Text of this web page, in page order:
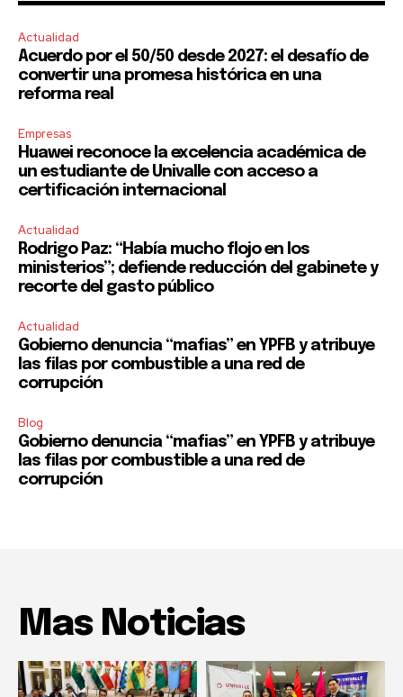
Actualidad
Acuerdo por el 50/50 desde 2027: el desafío de
convertir una promesa histórica en una
reforma real
Empresas
Huawei reconoce la excelencia académica de
un estudiante de Univalle con acceso a
certificación internacional
Actualidad
Rodrigo Paz: “Había mucho flojo en los
ministerios”; defiende reducción del gabinete y
recorte del gasto público
Actualidad
Gobierno denuncia “mafias” en YPFB y atribuye
las filas por combustible a una red de
corrupción
Blog
Gobierno denuncia “mafias” en YPFB y atribuye
las filas por combustible a una red de
corrupción
Mas Noticias